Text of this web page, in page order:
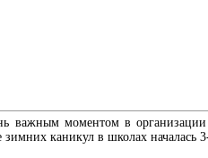
важным моментом в организации
каникул в школах началась